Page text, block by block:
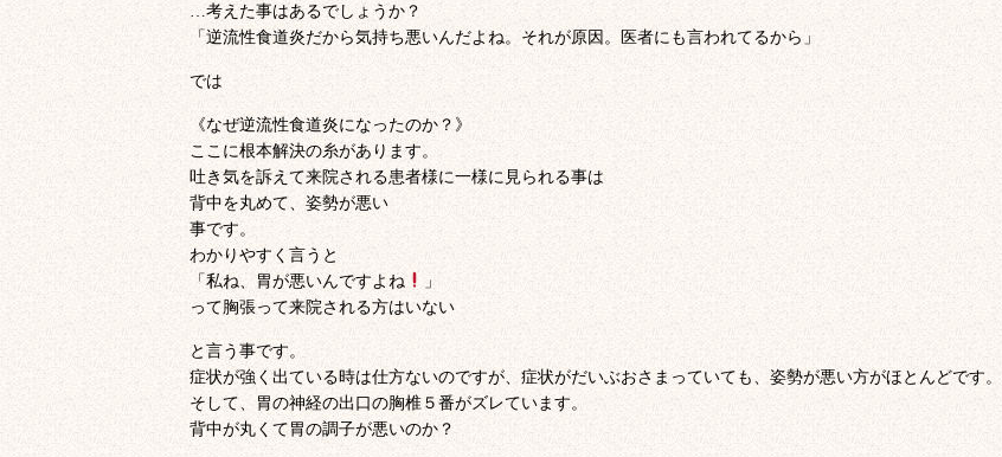
…考えた事はあるでしょうか？
「逆流性食道炎だから気持ち悪いんだよね。それが原因。医者にも言われてるから」
では
《なぜ逆流性食道炎になったのか？》
ここに根本解決の糸があります。
吐き気を訴えて来院される患者様に一様に見られる事は
背中を丸めて、姿勢が悪い
事です。
わかりやすく言うと
「私ね、胃が悪いんですよね
」
って胸張って来院される方はいない
と言う事です。
症状が強く出ている時は仕方ないのですが、症状がだいぶおさまっていても、姿勢が悪い方がほとんどです。
そして、胃の神経の出口の胸椎５番がズレています。
背中が丸くて胃の調子が悪いのか？